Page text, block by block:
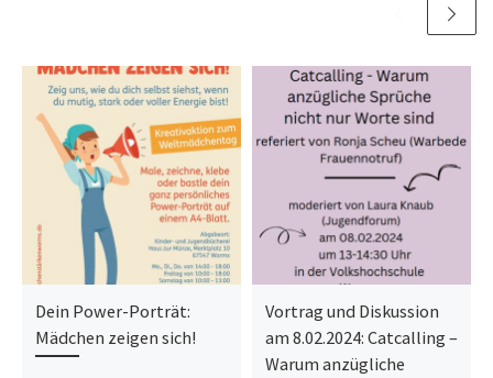
Dein Power-Porträt:
Mädchen zeigen sich!
Vortrag und Diskussion
am 8.02.2024: Catcalling –
Warum anzügliche